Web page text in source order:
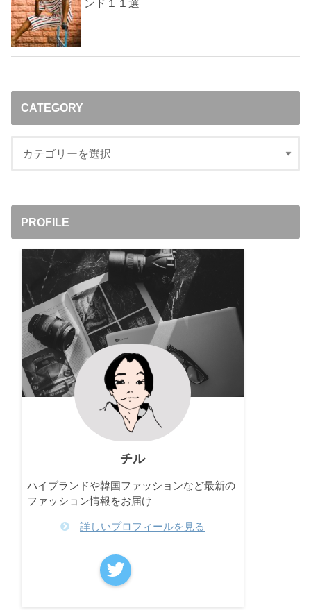
ンド１１選
CATEGORY
PROFILE
チル
ハイブランドや韓国ファッションなど最新の
ファッション情報をお届け
詳しいプロフィールを見る